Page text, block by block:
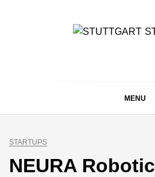
MENU
STARTUPS
NEURA